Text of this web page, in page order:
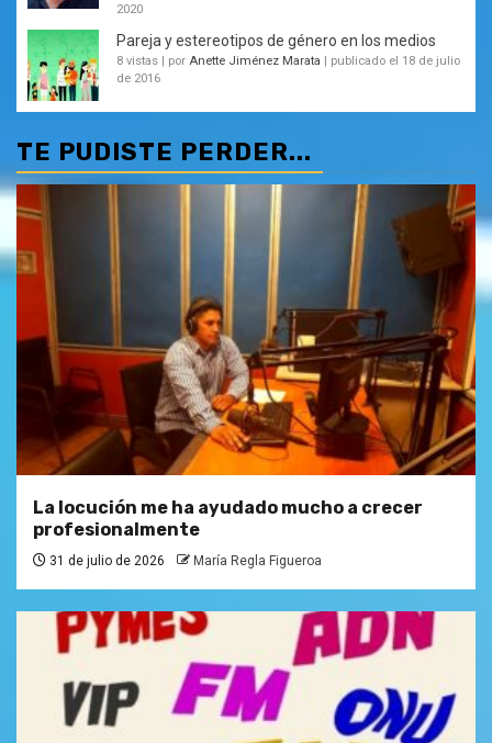
2020
Pareja y estereotipos de género en los medios
8 vistas | por Anette Jiménez Marata | publicado el 18 de julio
de 2016
TE PUDISTE PERDER...
La locución me ha ayudado mucho a crecer
profesionalmente
31 de julio de 2026 María Regla Figueroa